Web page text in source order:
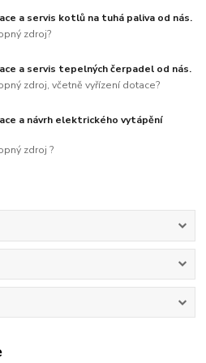
a servis kotlů na tuhá paliva od nás.
zdroj?
a servis tepelných čerpadel od nás.
zdroj, včetně vyřízení dotace?
a návrh elektrického vytápění
zdroj ?